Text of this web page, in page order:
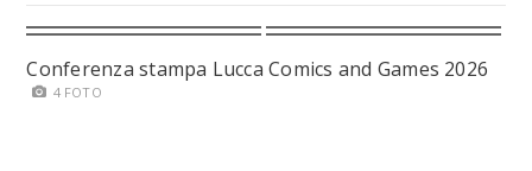
Conferenza stampa Lucca Comics and Games 2026
4 FOTO